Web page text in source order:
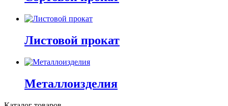
Листовой прокат
Металлоизделия